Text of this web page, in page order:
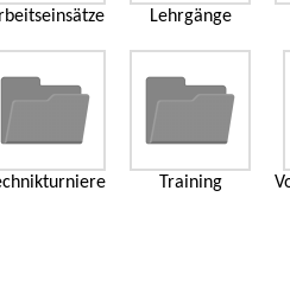
Lehrgänge
Training